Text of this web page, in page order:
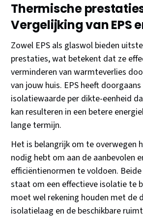
Thermische
Vergelijking van EPS
Zowel EPS als glaswol bieden
prestaties, wat betekent dat ze
verminderen van warmteverlies
van jouw huis. EPS heeft
isolatiewaarde per dikte-eenheid
kan resulteren in een betere
lange termijn.
Het is belangrijk om te overwegen
nodig hebt om aan de aanbevolen
efficiëntienormen te voldoen.
staat om een effectieve isolatie te
moet wel rekening houden met de
isolatielaag en de beschikbare